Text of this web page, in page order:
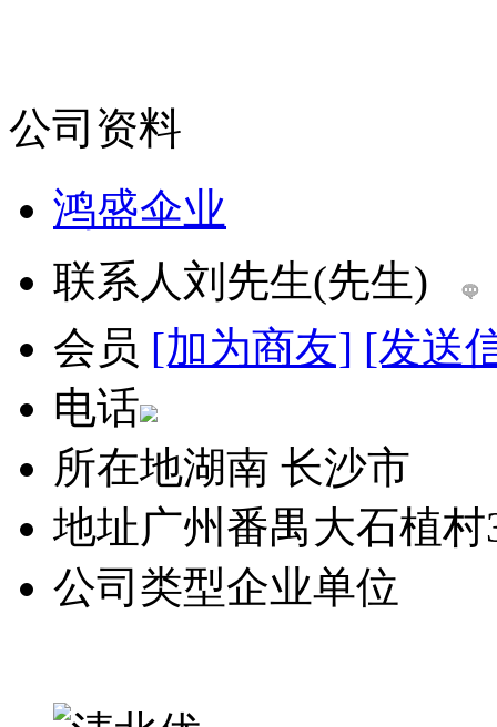
公司资料
鸿盛伞业
联系人刘先生(先生)
会员 [加为商友] [发送
电话
所在地湖南 长沙市
地址广州番禺大石植村
公司类型企业单位